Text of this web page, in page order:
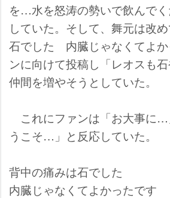
を…水を怒涛の勢いで飲んで
していた。そして、舞元は改
石でした 内臓じゃなくてよか
ンに向けて投稿し「レオスも
仲間を増やそうとしていた。
これにファンは「お大事に…
うこそ…」と反応していた。
背中の痛みは石でした
内臓じゃなくてよかったです